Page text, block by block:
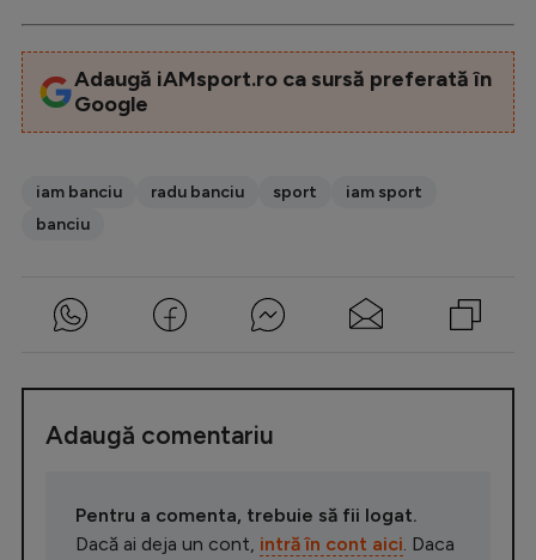
Adaugă iAMsport.ro ca sursă preferată în
Google
iam banciu radu banciu sport
iam sport
banciu
Adaugă comentariu
Pentru a comenta, trebuie să fii logat.
Dacă ai deja un cont, intră în cont aici. Daca